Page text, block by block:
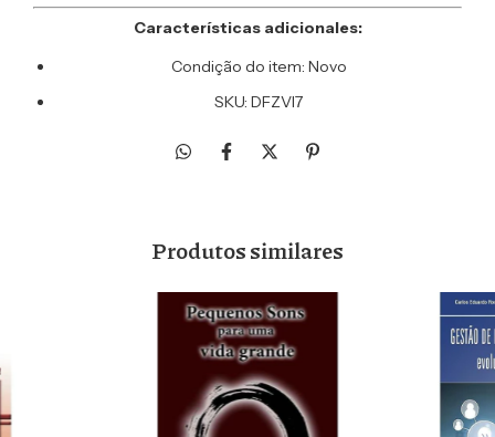
Características adicionales:
Condição do item: Novo
SKU: DFZVI7
Produtos similares